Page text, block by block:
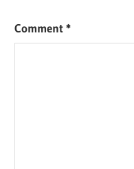
Comment*